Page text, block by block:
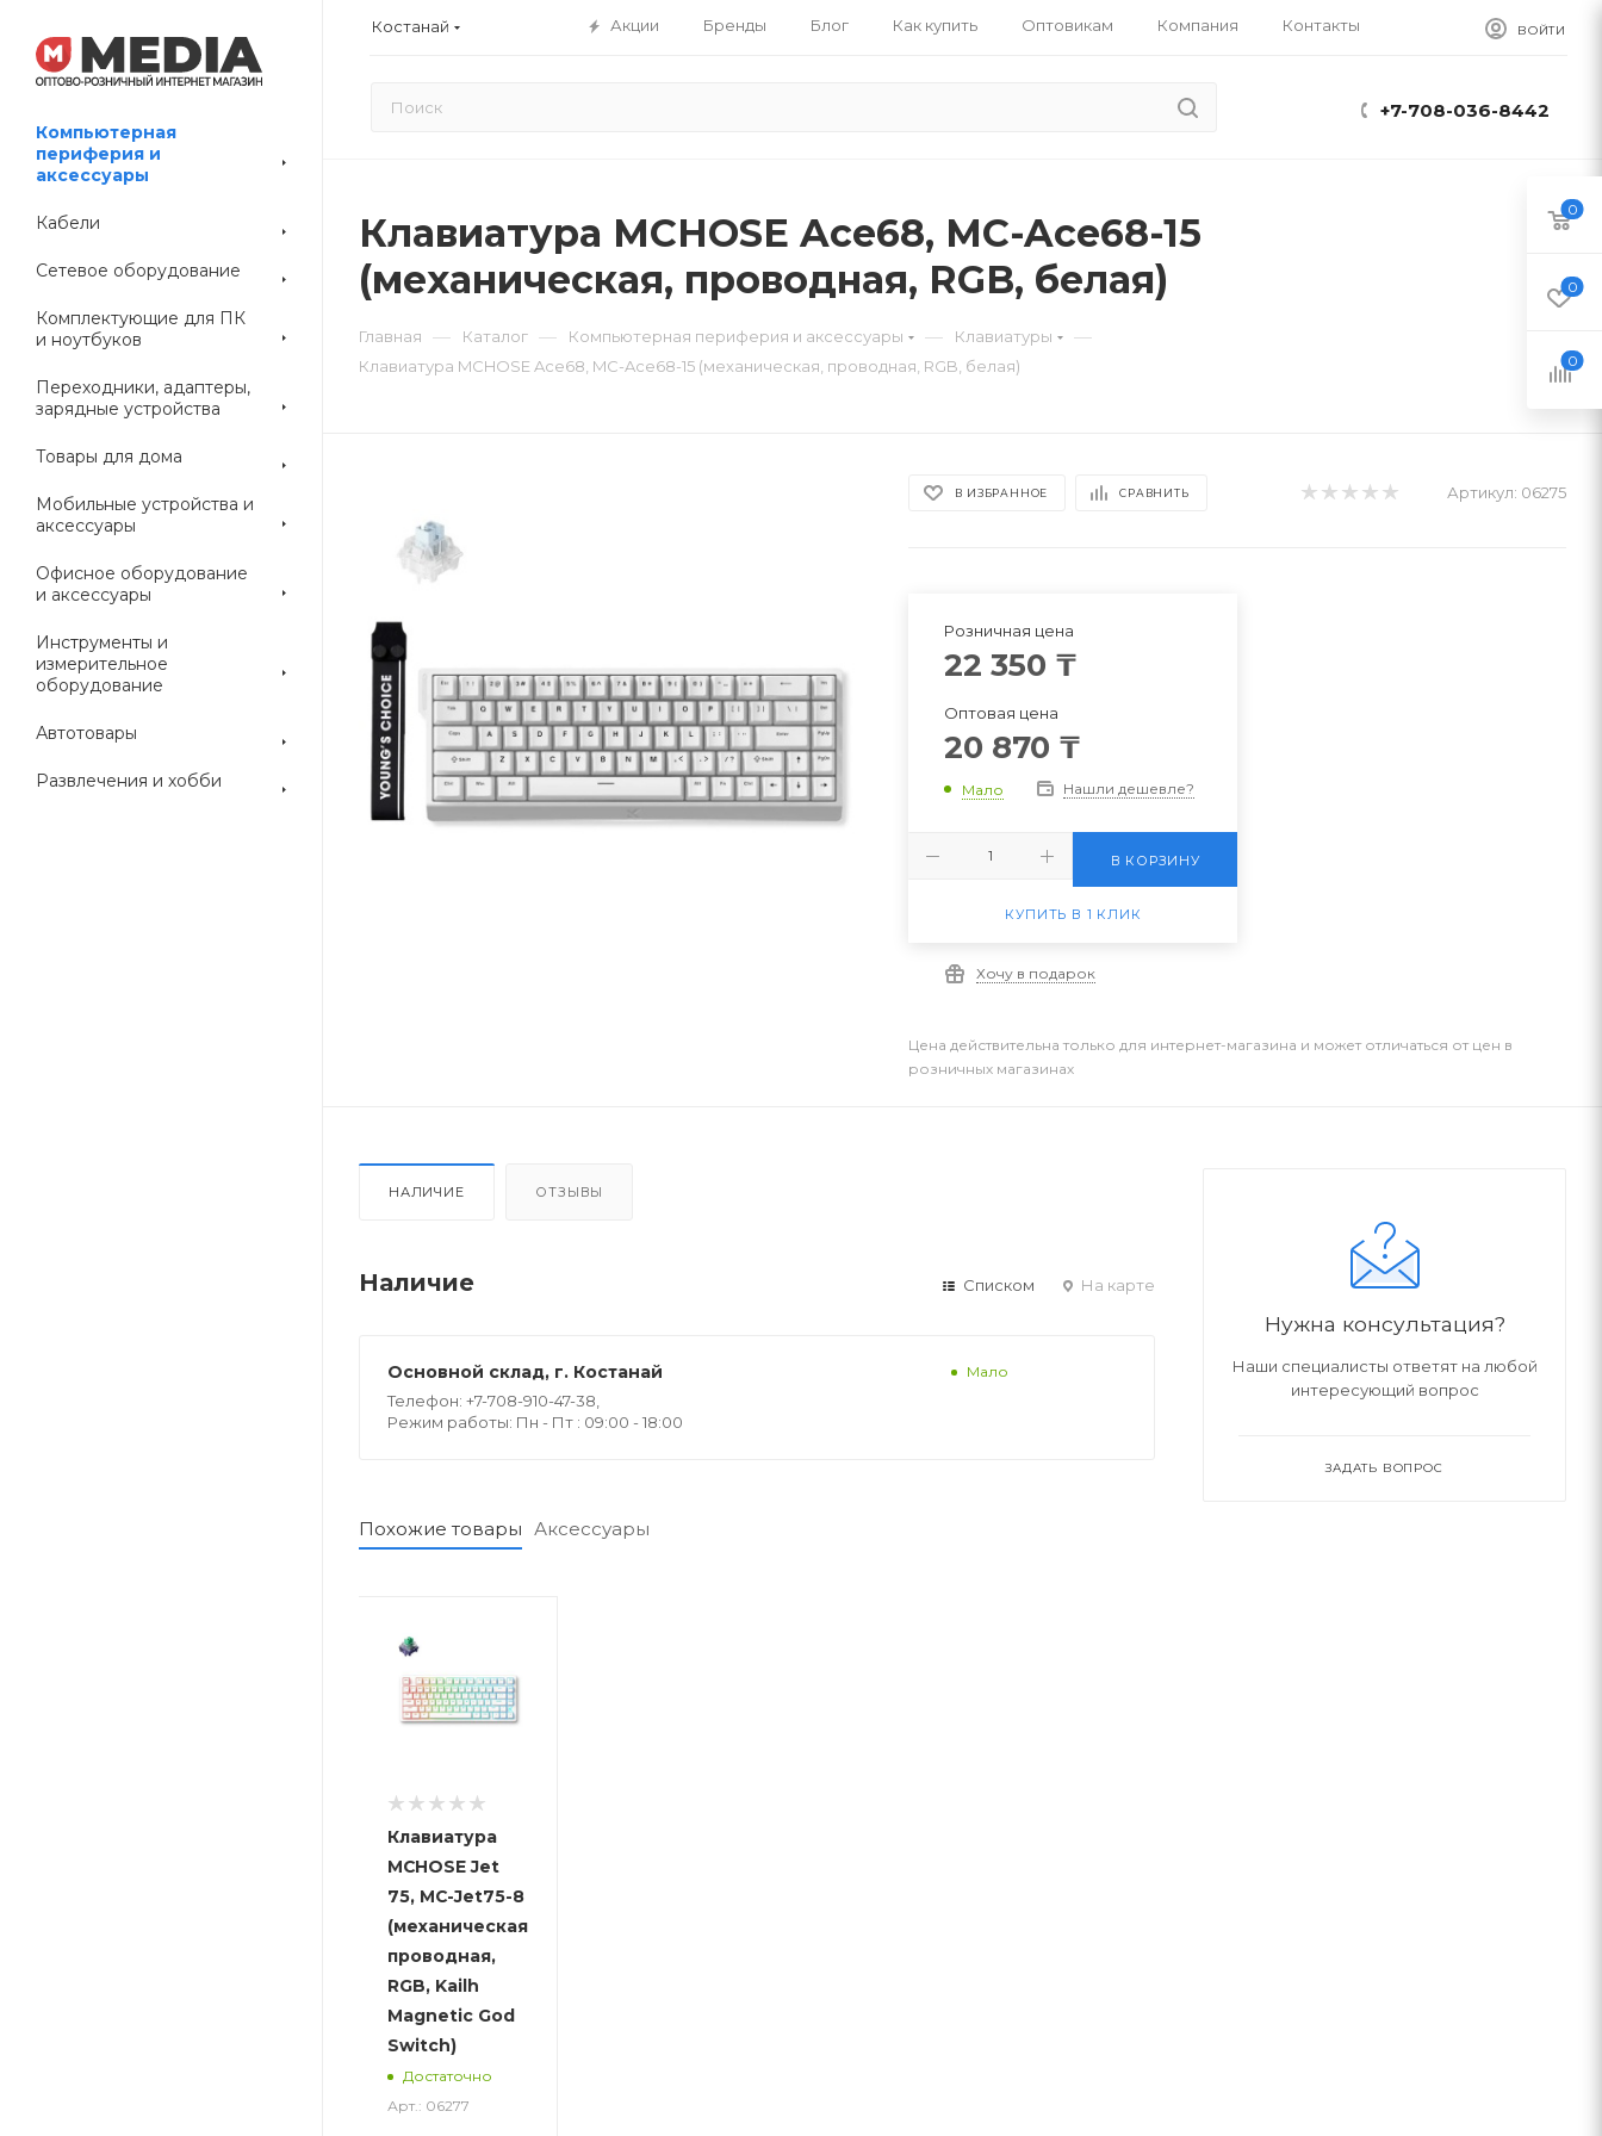
Костанай Акции Бренды Блог Как купить Оптовикам Компания Контакты ВОЙТИ
+7-708-036-8442
Компьютерная
периферия и
аксессуары
Кабели
Сетевое оборудование
Комплектующие для ПК
и ноутбуков
Переходники, адаптеры,
зарядные устройства
Товары для дома
Мобильные устройства и
аксессуары
Офисное оборудование
и аксессуары
Инструменты и
измерительное
оборудование
Автотовары
Развлечения и хобби
Клавиатура MCHOSE Ace68, MC-Ace68-15
(механическая, проводная, RGB, белая)
Главная — Каталог — Компьютерная периферия и аксессуары — Клавиатуры —
Клавиатура MCHOSE Ace68, MC-Ace68-15 (механическая, проводная, RGB, белая)
В ИЗБРАННОЕ СРАВНИТЬ Артикул: 06275
Розничная цена
22 350 ₸
Оптовая цена
20 870 ₸
Мало Нашли дешевле?
В КОРЗИНУ
КУПИТЬ В 1 КЛИК
Хочу в подарок
Цена действительна только для интернет-магазина и может отличаться от цен в
розничных магазинах
НАЛИЧИЕ ОТЗЫВЫ
Наличие Списком На карте
Основной склад, г. Костанай
Телефон: +7-708-910-47-38,
Режим работы: Пн - Пт : 09:00 - 18:00
Мало
Похожие товары Аксессуары
Клавиатура
MCHOSE Jet
75, MC-Jet75-8
(механическая,
проводная,
RGB, Kailh
Magnetic God
Switch)
Достаточно
Арт.: 06277
Нужна консультация?
Наши специалисты ответят на любой
интересующий вопрос
ЗАДАТЬ ВОПРОС
0
0
0